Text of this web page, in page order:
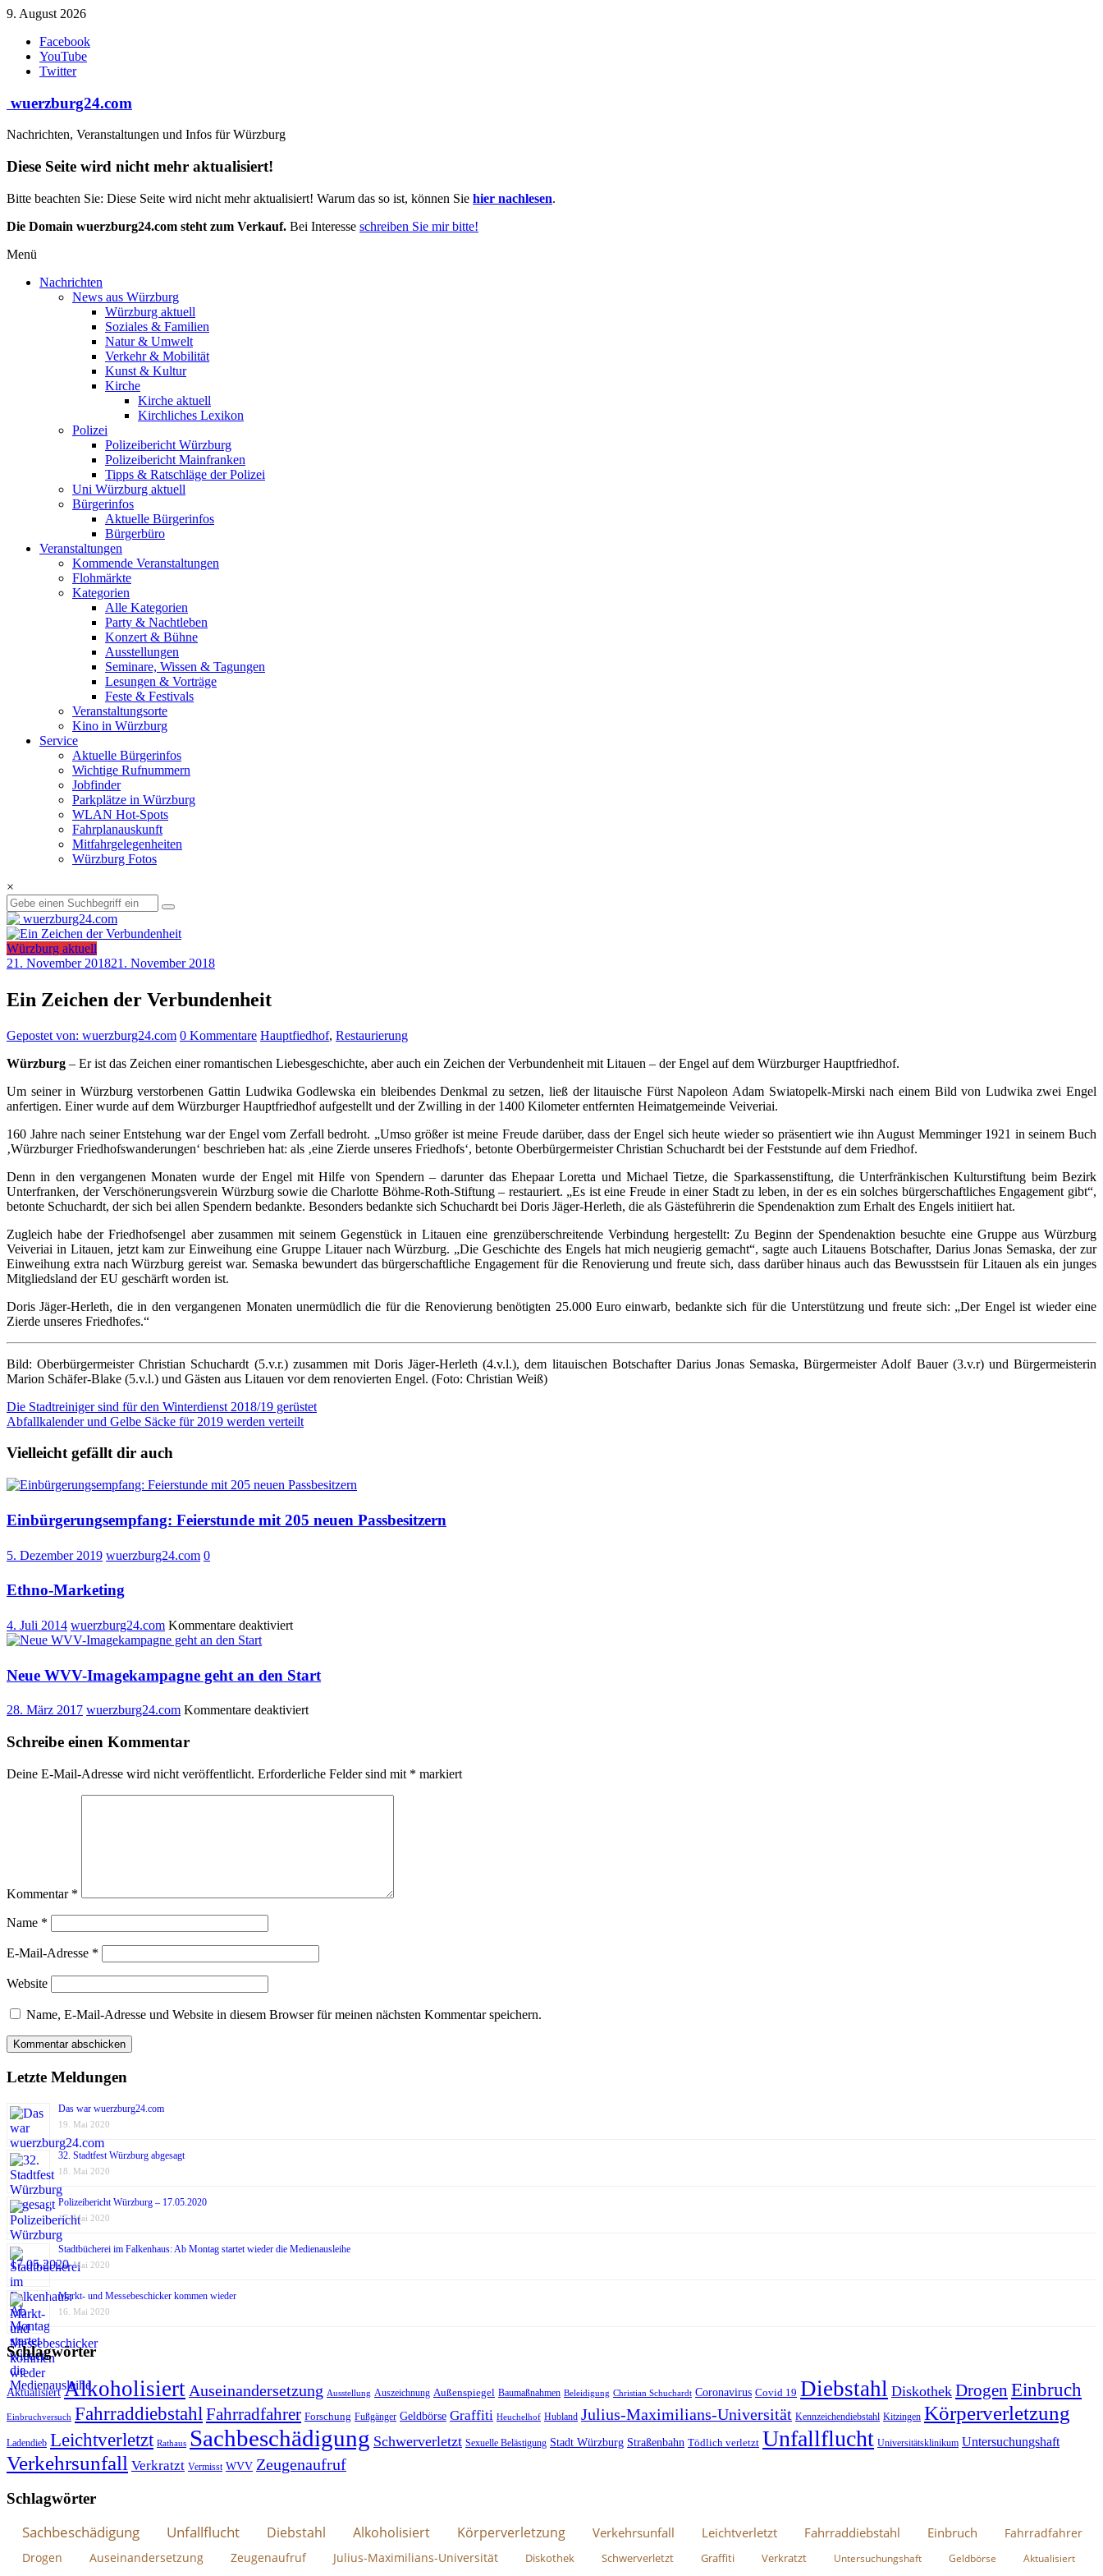
Zum
springen
9. August 2026
Facebook
YouTube
Twitter
wuerzburg24.com
Nachrichten, Veranstaltungen und Infos für Würzburg
Diese Seite wird nicht mehr aktualisiert!
Bitte beachten Sie: Diese Seite wird nicht mehr aktualisiert! Warum das so ist, können Sie hier nachlesen.
Die Domain wuerzburg24.com steht zum Verkauf. Bei Interesse schreiben Sie mir bitte!
Menü
Nachrichten
News aus Würzburg
Würzburg aktuell
Soziales & Familien
Natur & Umwelt
Verkehr & Mobilität
Kunst & Kultur
Kirche
Kirche aktuell
Kirchliches Lexikon
Polizei
Polizeibericht Würzburg
Polizeibericht Mainfranken
Tipps & Ratschläge der Polizei
Uni Würzburg aktuell
Bürgerinfos
Aktuelle Bürgerinfos
Bürgerbüro
Veranstaltungen
Kommende Veranstaltungen
Flohmärkte
Kategorien
Alle Kategorien
Party & Nachtleben
Konzert & Bühne
Ausstellungen
Seminare, Wissen & Tagungen
Lesungen & Vorträge
Feste & Festivals
Veranstaltungsorte
Kino in Würzburg
Service
Aktuelle Bürgerinfos
Wichtige Rufnummern
Jobfinder
Parkplätze in Würzburg
WLAN Hot-Spots
Fahrplanauskunft
Mitfahrgelegenheiten
Würzburg Fotos
×
Würzburg aktuell
21. November 201821. November 2018
Ein Zeichen der Verbundenheit
Gepostet von: wuerzburg24.com 0 Kommentare Hauptfiedhof, Restaurierung
Würzburg – Er ist das Zeichen einer romantischen Liebesgeschichte, aber auch ein Zeichen der Verbundenheit mit Litauen – der Engel auf dem Würzburger Hauptfriedhof.
Um seiner in Würzburg verstorbenen Gattin Ludwika Godlewska ein bleibendes Denkmal zu setzen, ließ der litauische Fürst Napoleon Adam Swiatopelk-Mirski nach einem Bild von Ludwika zwei Engel
anfertigen. Einer wurde auf dem Würzburger Hauptfriedhof aufgestellt und der Zwilling in der 1400 Kilometer entfernten Heimatgemeinde Veiveriai.
160 Jahre nach seiner Entstehung war der Engel vom Zerfall bedroht. „Umso größer ist meine Freude darüber, dass der Engel sich heute wieder so präsentiert wie ihn August Memminger 1921 in seinem Buch
‚Würzburger Friedhofswanderungen‘ beschrieben hat: als ‚eine Zierde unseres Friedhofs‘, betonte Oberbürgermeister Christian Schuchardt bei der Feststunde auf dem Friedhof.
Denn in den vergangenen Monaten wurde der Engel mit Hilfe von Spendern – darunter das Ehepaar Loretta und Michael Tietze, die Sparkassenstiftung, die Unterfränkischen Kulturstiftung beim Bezirk
Unterfranken, der Verschönerungsverein Würzburg sowie die Charlotte Böhme-Roth-Stiftung – restauriert. „Es ist eine Freude in einer Stadt zu leben, in der es ein solches bürgerschaftliches Engagement gibt“,
betonte Schuchardt, der sich bei allen Spendern bedankte. Besonders bedankte sich Schuchardt bei Doris Jäger-Herleth, die als Gästeführerin die Spendenaktion zum Erhalt des Engels initiiert hat.
Zugleich habe der Friedhofsengel aber zusammen mit seinem Gegenstück in Litauen eine grenzüberschreitende Verbindung hergestellt: Zu Beginn der Spendenaktion besuchte eine Gruppe aus Würzburg
Veiveriai in Litauen, jetzt kam zur Einweihung eine Gruppe Litauer nach Würzburg. „Die Geschichte des Engels hat mich neugierig gemacht“, sagte auch Litauens Botschafter, Darius Jonas Semaska, der zur
Einweihung extra nach Würzburg gereist war. Semaska bewundert das bürgerschaftliche Engagement für die Renovierung und freute sich, dass darüber hinaus auch das Bewusstsein für Litauen als ein junges
Mitgliedsland der EU geschärft worden ist.
Doris Jäger-Herleth, die in den vergangenen Monaten unermüdlich die für die Renovierung benötigten 25.000 Euro einwarb, bedankte sich für die Unterstützung und freute sich: „Der Engel ist wieder eine
Zierde unseres Friedhofes.“
Bild: Oberbürgermeister Christian Schuchardt (5.v.r.) zusammen mit Doris Jäger-Herleth (4.v.l.), dem litauischen Botschafter Darius Jonas Semaska, Bürgermeister Adolf Bauer (3.v.r) und Bürgermeisterin
Marion Schäfer-Blake (5.v.l.) und Gästen aus Litauen vor dem renovierten Engel. (Foto: Christian Weiß)
Beitragsnavigation
Die Stadtreiniger sind für den Winterdienst 2018/19 gerüstet
Abfallkalender und Gelbe Säcke für 2019 werden verteilt
Vielleicht gefällt dir auch
Einbürgerungsempfang: Feierstunde mit 205 neuen Passbesitzern
5. Dezember 2019 wuerzburg24.com 0
Ethno-Marketing
4. Juli 2014 wuerzburg24.com Kommentare deaktiviertfür
Neue WVV-Imagekampagne geht an den Start
28. März 2017 wuerzburg24.com Kommentare deaktiviertfür
geht
an
den
Schreibe einen Kommentar
Deine E-Mail-Adresse wird nicht veröffentlicht. Erforderliche Felder sind mit * markiert
Kommentar *
Name *
E-Mail-Adresse *
Website
Name, E-Mail-Adresse und Website in diesem Browser für meinen nächsten Kommentar speichern.
Letzte Meldungen
Das war wuerzburg24.com
19. Mai 2020
32. Stadtfest Würzburg abgesagt
18. Mai 2020
Polizeibericht Würzburg – 17.05.2020
17. Mai 2020
Stadtbücherei im Falkenhaus: Ab Montag startet wieder die Medienausleihe
17. Mai 2020
Markt- und Messebeschicker kommen wieder
16. Mai 2020
Schlagwörter
Aktualisiert Alkoholisiert Auseinandersetzung Ausstellung Auszeichnung Außenspiegel Baumaßnahmen Beleidigung Christian Schuchardt Coronavirus Covid 19 Diebstahl Diskothek Drogen Einbruch
Einbruchversuch Fahrraddiebstahl Fahrradfahrer Forschung Fußgänger Geldbörse Graffiti Heuchelhof Hubland Julius-Maximilians-Universität Kennzeichendiebstahl Kitzingen Körperverletzung
Ladendieb Leichtverletzt Rathaus Sachbeschädigung Schwerverletzt Sexuelle Belästigung Stadt Würzburg Straßenbahn Tödlich verletzt Unfallflucht Universitätsklinikum Untersuchungshaft
Verkehrsunfall Verkratzt Vermisst WVV Zeugenaufruf
Schlagwörter
Sachbeschädigung Unfallflucht Diebstahl Alkoholisiert Körperverletzung Verkehrsunfall Leichtverletzt Fahrraddiebstahl Einbruch
Fahrradfahrer
Drogen
Auseinandersetzung Zeugenaufruf Julius-Maximilians-Universität Diskothek Schwerverletzt Graffiti Verkratzt Untersuchungshaft Geldbörse Aktualisiert